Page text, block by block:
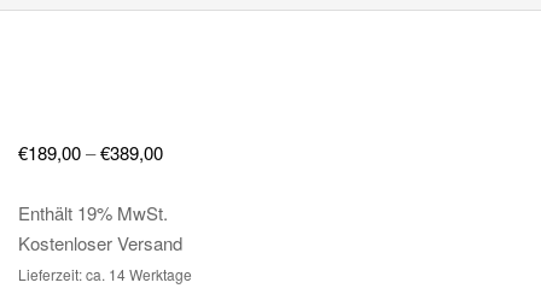
€189,00–€389,00
Enthält 19% MwSt.
Kostenloser Versand
Lieferzeit: ca. 14 Werktage